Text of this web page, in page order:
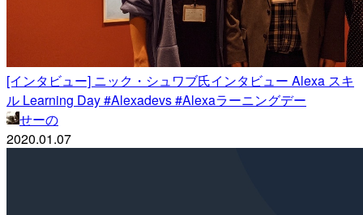
[インタビュー] ニック・シュワブ氏インタビュー Alexa スキ
ル Learning Day #Alexadevs #Alexaラーニングデー
せーの
2020.01.07